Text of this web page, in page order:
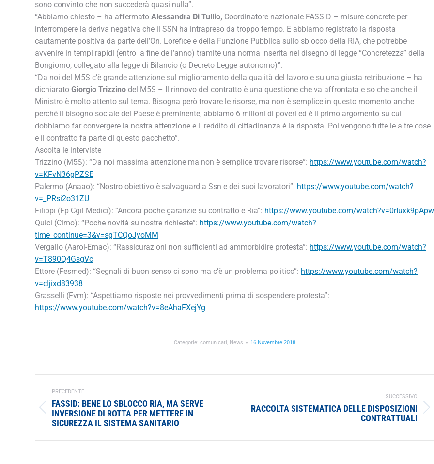
sono convinto che non succederà quasi nulla”.
“Abbiamo chiesto – ha affermato Alessandra Di Tullio, Coordinatore nazionale FASSID – misure concrete per
interrompere la deriva negativa che il SSN ha intrapreso da troppo tempo. E abbiamo registrato la risposta
cautamente positiva da parte dell’On. Lorefice e della Funzione Pubblica sullo sblocco della RIA, che potrebbe
avvenire in tempi rapidi (entro la fine dell’anno) tramite una norma inserita nel disegno di legge “Concretezza” della
Bongiorno, collegato alla legge di Bilancio (o Decreto Legge autonomo)”.
“Da noi del M5S c’è grande attenzione sul miglioramento della qualità del lavoro e su una giusta retribuzione – ha
dichiarato Giorgio Trizzino del M5S – Il rinnovo del contratto è una questione che va affrontata e so che anche il
Ministro è molto attento sul tema. Bisogna però trovare le risorse, ma non è semplice in questo momento anche
perché il bisogno sociale del Paese è preminente, abbiamo 6 milioni di poveri ed è il primo argomento su cui
dobbiamo far convergere la nostra attenzione e il reddito di cittadinanza è la risposta. Poi vengono tutte le altre cose
e il contratto fa parte di questo pacchetto”.
Ascolta le interviste
Trizzino (M5S): “Da noi massima attenzione ma non è semplice trovare risorse”: https://www.youtube.com/watch?
v=KFvN36gPZSE
Palermo (Anaao): “Nostro obiettivo è salvaguardia Ssn e dei suoi lavoratori”: https://www.youtube.com/watch?
v=_PRsi2o31ZU
Filippi (Fp Cgil Medici): “Ancora poche garanzie su contratto e Ria”: https://www.youtube.com/watch?v=0rIuxk9pApw
Quici (Cimo): “Poche novità su nostre richieste”: https://www.youtube.com/watch?
time_continue=3&v=sgTCQoJyoMM
Vergallo (Aaroi-Emac): “Rassicurazioni non sufficienti ad ammorbidire protesta”: https://www.youtube.com/watch?
v=T890Q4GsgVc
Ettore (Fesmed): “Segnali di buon senso ci sono ma c’è un problema politico”: https://www.youtube.com/watch?
v=cIjixd83938
Grasselli (Fvm): “Aspettiamo risposte nei provvedimenti prima di sospendere protesta”:
https://www.youtube.com/watch?v=8eAhaFXejYg
Categorie: comunicati News 16 Novembre 2018
TRA
POST
PRECEDENTE
Post
precedente:
FASSID: BENE LO SBLOCCO RIA, MA SERVE
INVERSIONE DI ROTTA PER METTERE IN
SICUREZZA IL SISTEMA SANITARIO
SUCCESSIVO
Prossimo
RACCOLTA SISTEMATICA DELLE DISPOSIZIONI
CONTRATTUALI